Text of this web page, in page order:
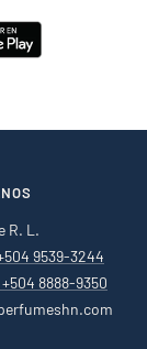
R. L.
9539-3244
+504 8888-9350